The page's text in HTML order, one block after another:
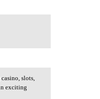
slots,
exciting